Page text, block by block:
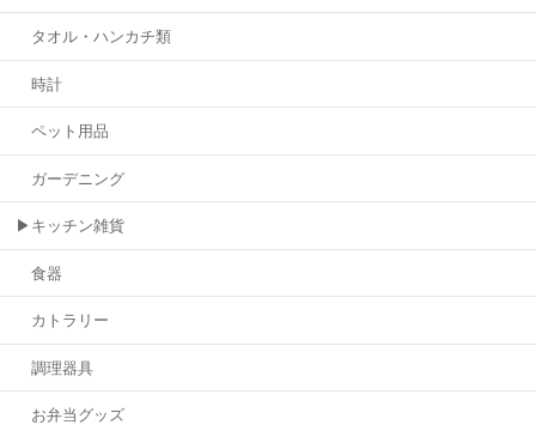
タオル・ハンカチ類
時計
ペット用品
ガーデニング
▶キッチン雑貨
食器
カトラリー
調理器具
お弁当グッズ